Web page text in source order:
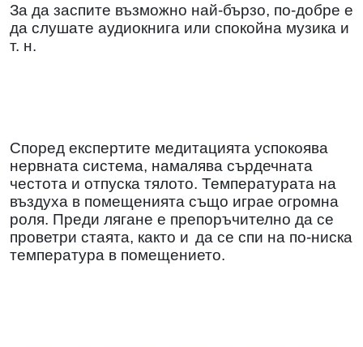
За да заспите възможно най-бързо, по-добре е
да слушате аудиокнига или спокойна музика и
т. н.
Според експертите медитацията успокоява
нервната система, намалява сърдечната
честота и отпуска тялото. Температурата на
въздуха в помещенията също играе огромна
роля. Преди лягане е препоръчително да се
проветри стаята, както и да се спи на по-ниска
температура в помещението.